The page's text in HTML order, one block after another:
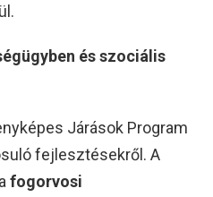
és szociális
Járások Program
fejlesztésekről. A
fogorvosi